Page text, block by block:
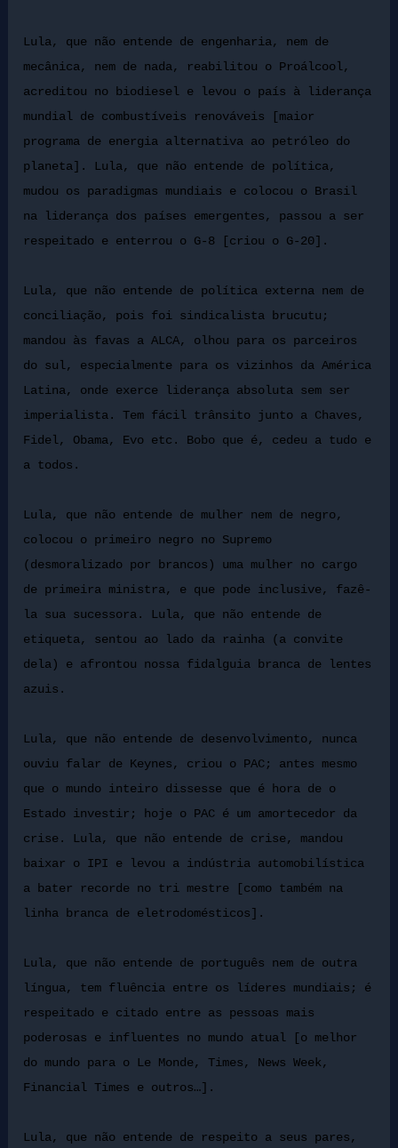
Lula, que não entende de engenharia, nem de
mecânica, nem de nada, reabilitou o Proálcool,
acreditou no biodiesel e levou o país à liderança
mundial de combustíveis renováveis [maior
programa de energia alternativa ao petróleo do
planeta]. Lula, que não entende de política,
mudou os paradigmas mundiais e colocou o Brasil
na liderança dos países emergentes, passou a ser
respeitado e enterrou o G-8 [criou o G-20].
Lula, que não entende de política externa nem de
conciliação, pois foi sindicalista brucutu;
mandou às favas a ALCA, olhou para os parceiros
do sul, especialmente para os vizinhos da América
Latina, onde exerce liderança absoluta sem ser
imperialista. Tem fácil trânsito junto a Chaves,
Fidel, Obama, Evo etc. Bobo que é, cedeu a tudo e
a todos.
Lula, que não entende de mulher nem de negro,
colocou o primeiro negro no Supremo
(desmoralizado por brancos) uma mulher no cargo
de primeira ministra, e que pode inclusive, fazê-
la sua sucessora. Lula, que não entende de
etiqueta, sentou ao lado da rainha (a convite
dela) e afrontou nossa fidalguia branca de lentes
azuis.
Lula, que não entende de desenvolvimento, nunca
ouviu falar de Keynes, criou o PAC; antes mesmo
que o mundo inteiro dissesse que é hora de o
Estado investir; hoje o PAC é um amortecedor da
crise. Lula, que não entende de crise, mandou
baixar o IPI e levou a indústria automobilística
a bater recorde no tri mestre [como também na
linha branca de eletrodomésticos].
Lula, que não entende de português nem de outra
língua, tem fluência entre os líderes mundiais; é
respeitado e citado entre as pessoas mais
poderosas e influentes no mundo atual [o melhor
do mundo para o Le Monde, Times, News Week,
Financial Times e outros…].
Lula, que não entende de respeito a seus pares,